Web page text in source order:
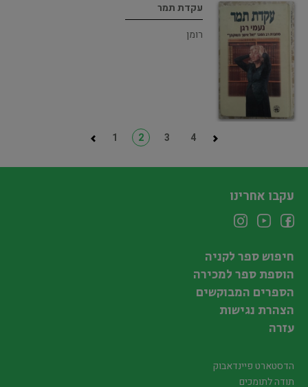
עקדת תמר
רומן
1 2 3 4
עקבו אחרינו
חיפוש ספר לקניה
הוספת ספר למכירה
הספרים המבוקשים
הצהרת נגישות
עזרה
הדסטארט פיינדאבוק
תודה לתומכים